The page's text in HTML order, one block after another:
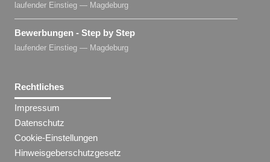
laufender Einstieg — Magdeburg
Bewerbungen - Step by Step
laufender Einstieg — Magdeburg
Rechtliches
Impressum
Datenschutz
Cookie-Einstellungen
Hinweisgeberschutzgesetz